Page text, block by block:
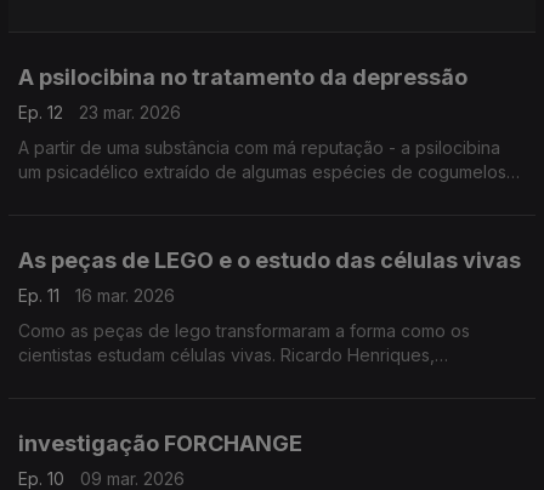
A psilocibina no tratamento da depressão
Ep. 12
23 mar. 2026
A partir de uma substância com má reputação - a psilocibina
um psicadélico extraído de algumas espécies de cogumelos
As peças de LEGO e o estudo das células vivas
Ep. 11
16 mar. 2026
Como as peças de lego transformaram a forma como os
cientistas estudam células vivas. Ricardo Henriques,
investigação FORCHANGE
Ep. 10
09 mar. 2026